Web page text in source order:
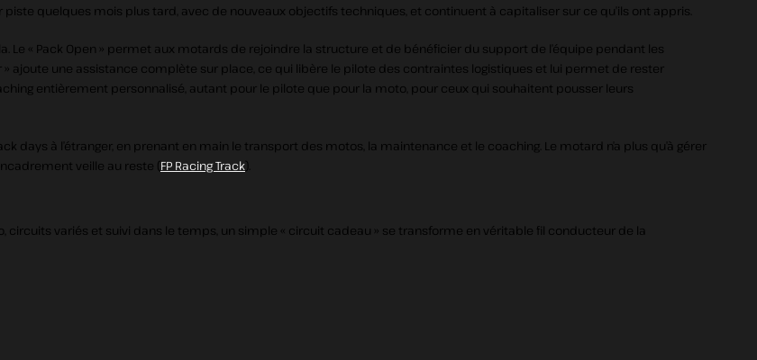
quelques mois plus tard, avec de nouveaux objectifs techniques, et continuent à capitaliser sur ce qu’ils ont appris.
Le « Pack Open » permet aux motards de rejoindre la structure et de bénéficier du support de l’équipe pendant les
» ajoute une assistance complète sur place, ce qui libère le pilote des contraintes logistiques et lui permet de rester
entièrement personnalisé, autant pour le pilote que pour la moto, pour ceux qui souhaitent pousser leurs
days à l’étranger, en prenant en main le transport des motos, la maintenance et le coaching. Le motard n’a plus qu’à gérer
veille au reste (FP Racing Track).
variés et suivi dans le temps, un simple « circuit cadeau » se transforme en véritable fil conducteur de la